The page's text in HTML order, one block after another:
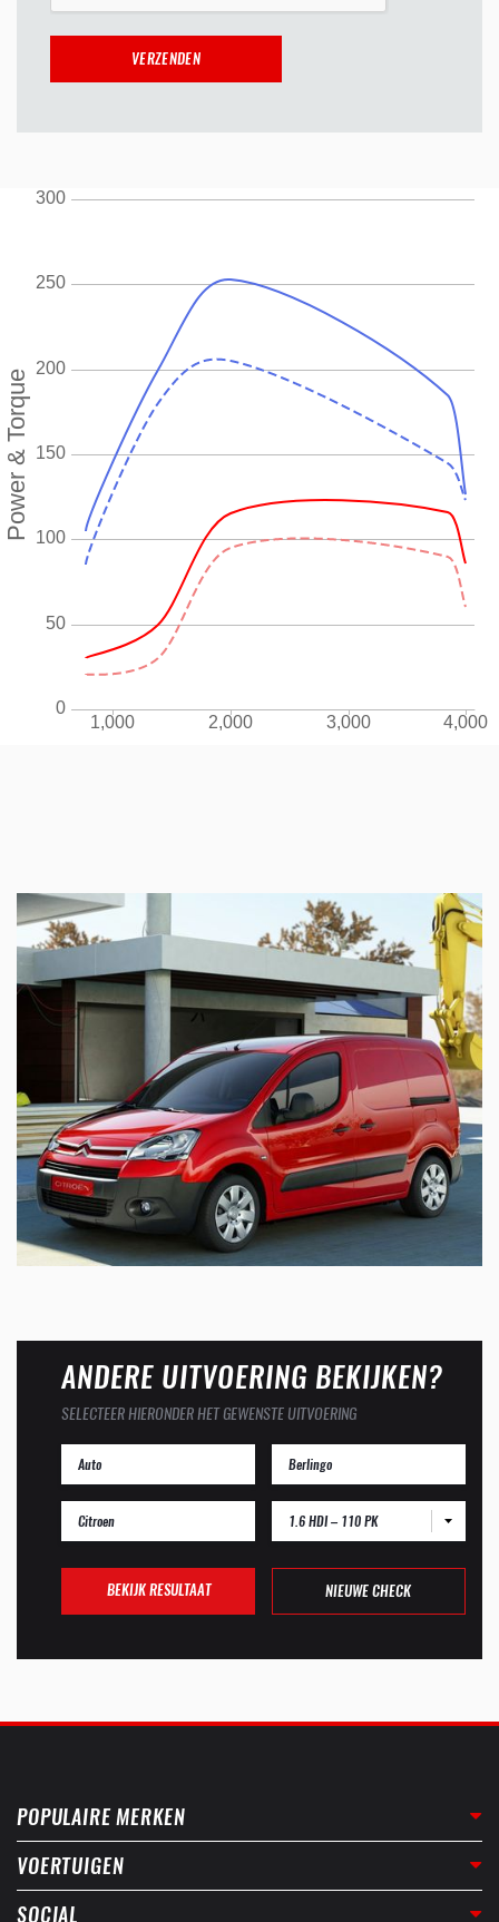
ANDERE UITVOERING BEKIJKEN?
SELECTEER HIERONDER HET GEWENSTE UITVOERING
1.6 HDI – 110 PK
BEKIJK RESULTAAT NIEUWE CHECK
POPULAIRE MERKEN
VOERTUIGEN
SOCIAL